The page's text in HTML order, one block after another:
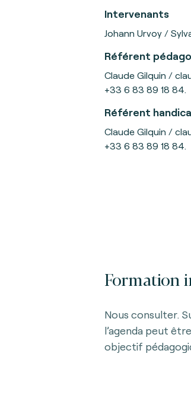
Intervenants
Johann Urvoy /
Référent
Claude Gilquin /
+33 6 83 89 18 84.
Référent
Claude Gilquin /
+33 6 83 89 18 84.
Formation
Nous consulter.
l’agenda peut
objectif